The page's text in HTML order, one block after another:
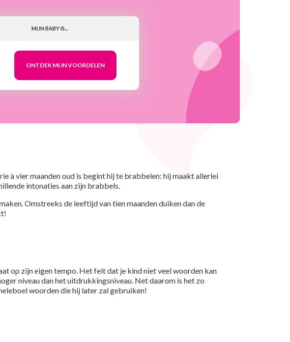
MIJN BABY IS...
à vier maanden oud is begint hij te brabbelen: hij maakt allerlei
intonaties aan zijn brabbels.
Omstreeks de leeftijd van tien maanden duiken dan de
op zijn eigen tempo. Het feit dat je kind niet veel woorden kan
niveau dan het uitdrukkingsniveau. Net daarom is het zo
woorden die hij later zal gebruiken!